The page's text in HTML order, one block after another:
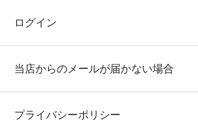
ログイン
当店からのメールが届かない場合
プライバシーポリシー